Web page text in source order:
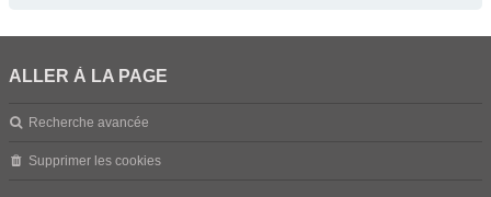
ALLER À LA PAGE
Recherche avancée
Supprimer les cookies